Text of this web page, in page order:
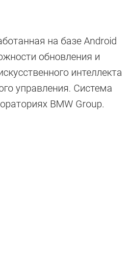
на базе Android
обновления и
интеллекта
управления. Система
BMW Group.